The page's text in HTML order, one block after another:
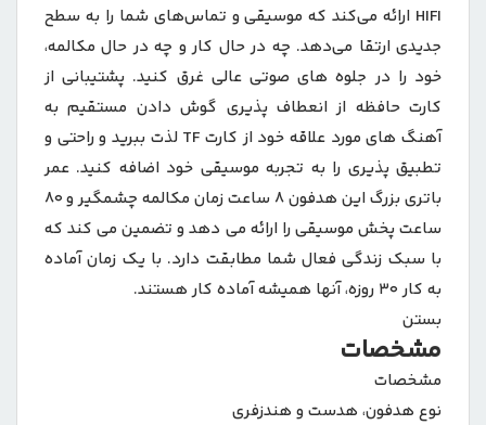
HIFI ارائه می‌کند که موسیقی و تماس‌های شما را به سطح
جدیدی ارتقا می‌دهد. چه در حال کار و چه در حال مکالمه،
خود را در جلوه های صوتی عالی غرق کنید. پشتیبانی از
کارت حافظه از انعطاف پذیری گوش دادن مستقیم به
آهنگ های مورد علاقه خود از کارت TF لذت ببرید و راحتی و
تطبیق پذیری را به تجربه موسیقی خود اضافه کنید. عمر
باتری بزرگ این هدفون 8 ساعت زمان مکالمه چشمگیر و 80
ساعت پخش موسیقی را ارائه می دهد و تضمین می کند که
با سبک زندگی فعال شما مطابقت دارد. با یک زمان آماده
به کار 30 روزه، آنها همیشه آماده کار هستند.
بستن
مشخصات
مشخصات
نوع هدفون، هدست و هندزفری